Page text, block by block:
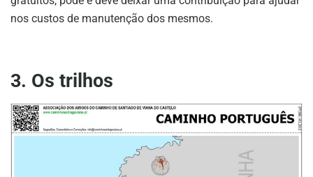
nos custos de manutenção dos mesmos.
3. Os trilhos